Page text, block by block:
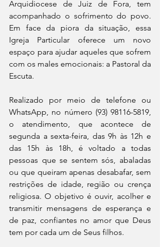
Arquidiocese de Juiz de Fora, tem
acompanhado o sofrimento do povo.
Em face da piora da situação, essa
Igreja Particular oferece um novo
espaço para ajudar aqueles que sofrem
com os males emocionais: a Pastoral da
Escuta.
Realizado por meio de telefone ou
WhatsApp, no número (93) 98116-5819,
o atendimento, que acontece de
segunda a sexta-feira, das 9h às 12h e
das 15h às 18h, é voltado a todas
pessoas que se sentem sós, abaladas
ou que queiram apenas desabafar, sem
restrições de idade, região ou crença
religiosa. O objetivo é ouvir, acolher e
transmitir mensagens de esperança e
de paz, confiantes no amor que Deus
tem por cada um de Seus filhos.